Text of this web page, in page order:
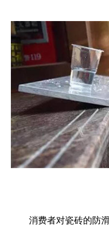
消费者对瓷砖的防滑